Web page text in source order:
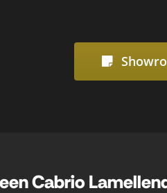
Cabrio